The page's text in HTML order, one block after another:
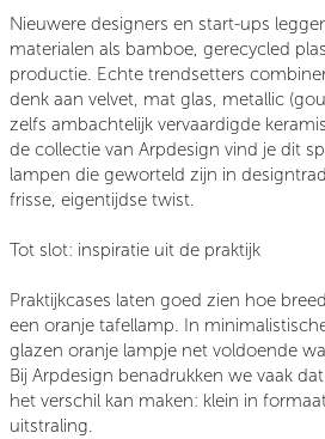
Nieuwere designers en start-ups
materialen als bamboe, gerecycled
productie. Echte trendsetters
denk aan velvet, mat glas, metallic
zelfs ambachtelijk vervaardigde
de collectie van Arpdesign vind je dit
lampen die geworteld zijn in
frisse, eigentijdse twist.
Tot slot: inspiratie uit de praktijk
Praktijkcases laten goed zien hoe
een oranje tafellamp. In
glazen oranje lampje net voldoende
Bij Arpdesign benadrukken we vaak
het verschil kan maken: klein in
uitstraling.